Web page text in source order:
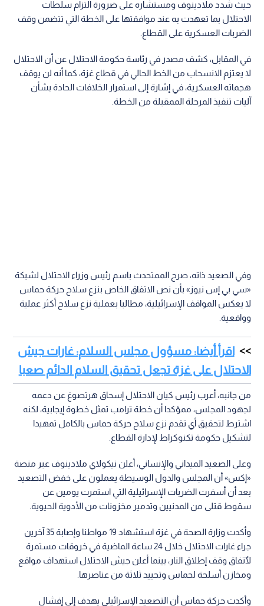
حيث شدد ملادينوف ومستشاره على ضرورة التزام سلطات
الاحتلال بما تعهدت به عند موافقتها على الخطة التي تتضمن وقف
الضربات العسكرية على القطاع.
في المقابل، كشف مصدر في رئاسة حكومة الاحتلال عن أن الاحتلال
لا يعتزم الانسحاب من الخط الحالي في قطاع غزة، كما أنه لن يوقف
هجماته العسكرية، في إشارة إلى استمرار الخلافات الحادة بشأن
آليات تنفيذ المرحلة الممقبلة من الخطة.
وفي الصعيد ذاته، صرح الممتحدث باسم رئيس وزراء الاحتلال لشبكة
«سي بي إس نيوز» بأن نص الاتفاق الخاص بنزع سلاح حركة حماس
لا يعكس المواقف الإسرائيلية، مطالبا بعملية نزع سلاح أكثر عملية
وواقعية.
اقرأ أيضا: مسؤول مجلس السلام: غارات جيش
الاحتلال على غزة تجعل تحقيق السلام الدائم صعبا
من جانبه، أعرب رئيس كيان الاحتلال إسحاق هرتصوغ عن دعمه
لجهود المجلس، ممؤكدا أن خطة ترامب تمثل خطوة إيجابية، لكنه
اشترط لتحقيق أي تقدم نزع سلاح حركة حماس بالكامل تمهيدا
لتشكيل حكومة تكنوكراط لإدارة القطاع.
وعلى الصعيد الميداني والإنساني، أعلن نيكولاي ملادينوف عبر منصة
«إكس» أن المجلس والدول الوسيطة يعملون على خفض التصعيد
بعد أن أسفرت الضربات الإسرائيلية التي استمرت يومين عن
سقوط قتلى من المدنيين وتدمير مخزونات من الأدوية الحيوية.
وأكدت وزارة الصحة في غزة استشهاد 19 مواطنا وإصابة 35 آخرين
جراء غارات الاحتلال خلال 24 ساعة الماضية في خروقات مستمرة
لٱتفاق وقف إطلاق النار، بينما أعلن جيش الاحتلال استهداف مواقع
ومخازن أسلحة لحماس وتحييد ثلاثة من عناصرها.
وأكدت حركة حماس أن التصعيد الإسرائيلي يهدف إلى إفشال